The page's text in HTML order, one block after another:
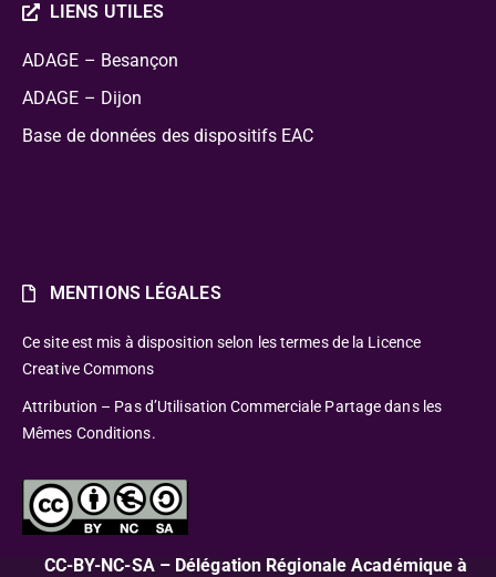
LIENS UTILES
ADAGE – Besançon
ADAGE – Dijon
Base de données des dispositifs EAC
MENTIONS LÉGALES
Ce site est mis à disposition selon les termes de la Licence
Creative Commons
Attribution – Pas d’Utilisation Commerciale Partage dans les
Mêmes Conditions.
CC-BY-NC-SA – Délégation Régionale Académique à